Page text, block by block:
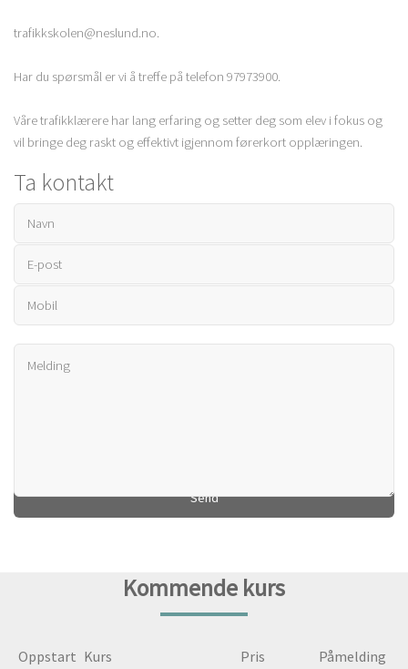
trafikkskolen@neslund.no.
Har du spørsmål er vi å treffe på telefon 97973900.
Våre trafikklærere har lang erfaring og setter deg som elev i fokus og
vil bringe deg raskt og effektivt igjennom førerkort opplæringen.
Ta kontakt
Kommende kurs
Oppstart Kurs Pris Påmelding